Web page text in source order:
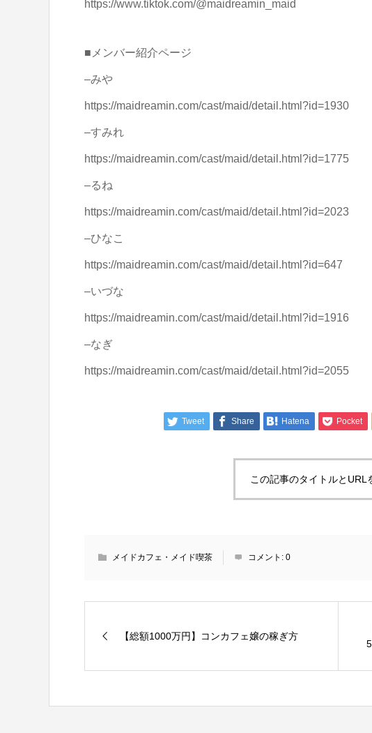
https://www.tiktok.com/@maidreamin_maid
■メンバー紹介ページ
–みや
https://maidreamin.com/cast/maid/detail.html?id=1930
–すみれ
https://maidreamin.com/cast/maid/detail.html?id=1775
–るね
https://maidreamin.com/cast/maid/detail.html?id=2023
–ひなこ
https://maidreamin.com/cast/maid/detail.html?id=647
–いづな
https://maidreamin.com/cast/maid/detail.html?id=1916
–なぎ
https://maidreamin.com/cast/maid/detail.html?id=2055
Tweet Share Hatena Pocket
この記事のタイトルとURL
メイドカフェ・メイド喫茶 コメント: 0
【総額1000万円】コンカフェ嬢の稼ぎ方